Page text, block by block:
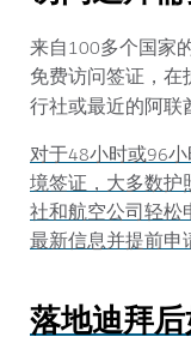
来自100多个国家
免费访问签证，
行社或最近的阿
对于48小时或96
境签证，大多数
社和航空公司轻
最新信息并提前申
落地迪拜